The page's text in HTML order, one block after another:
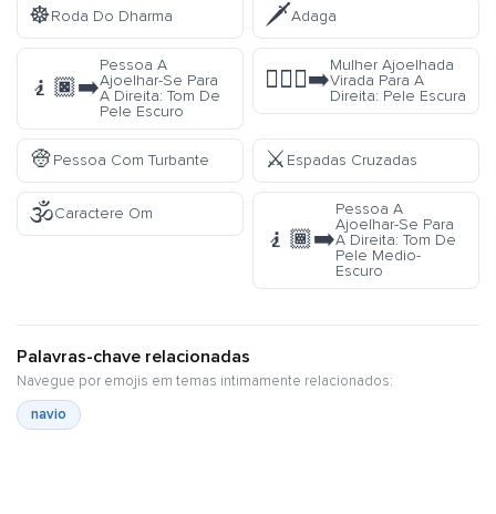
☸️Roda Do Dharma 🗡️Adaga
🧎🏿‍➡️
Pessoa A
Ajoelhar-Se Para
A Direita: Tom De
Pele Escuro
🧎🏿‍♀️‍➡️
Mulher Ajoelhada
Virada Para A
Direita: Pele Escura
👳Pessoa Com Turbante ⚔️ Espadas Cruzadas
🕉️Caractere Om
🧎🏾‍➡️
Pessoa A
Ajoelhar-Se Para
A Direita: Tom De
Pele Medio-
Escuro
Palavras-chave relacionadas
Navegue por emojis em temas intimamente relacionados:
navio